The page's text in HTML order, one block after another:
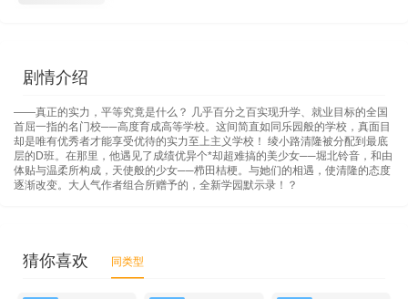
剧情介绍
——真正的实力，平等究竟是什么？ 几乎百分之百实现升学、就业目标的全国
首屈一指的名门校──高度育成高等学校。这间简直如同乐园般的学校，真面目
却是唯有优秀者才能享受优待的实力至上主义学校！ 绫小路清隆被分配到最底
层的D班。在那里，他遇见了成绩优异个*却超难搞的美少女──堀北铃音，和由
体贴与温柔所构成，天使般的少女──栉田桔梗。与她们的相遇，使清隆的态度
逐渐改变。大人气作者组合所赠予的，全新学园默示录！？
猜你喜欢 同类型